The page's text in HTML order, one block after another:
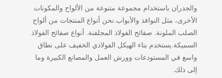
والجدران باستخدام مجموعة متنوعة من الألواح والمكونات
الأخرى، مثل النوافذ والأبواب.نحن أنواع المنتجات من ألواح
الصلب الملونة. صفائح الفولاذ المجلفنة. أنواع صفائح الفولاذ
السميكة.يستخدم بناء الهيكل الفولاذي الخفيف على نطاق
واسع في المستودعات وورش العمل والمصانع الكبيرة وما
إلى ذلك.